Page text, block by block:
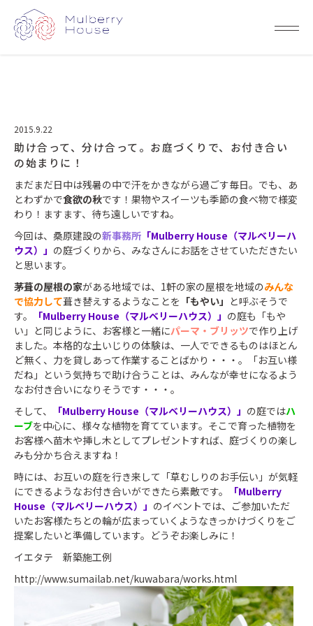
2015.9.22
助け合って、分け合って。お庭づくりで、お付き合い
の始まりに！
まだまだ日中は残暑の中で汗をかきながら過ごす毎日。でも、あ
とわずかで食欲の秋です！果物やスイーツも季節の食べ物で様変
わり！ますます、待ち遠しいですね。
今回は、桑原建設の新事務所 「Mulberry House（マルベリーハ
ウス）」 の庭づくりから、みなさんにお話をさせていただきたい
と思います。
茅葺の屋根の家がある地域では、1軒の家の屋根を地域のみんな
で協力して葺き替えするようなことを 「もやい」 と呼ぶそうで
す。
「Mulberry House（マルベリーハウス）」 の庭も「もや
い」と同じように、お客様と一緒にパーマ・ブリッツで作り上げ
ました。本格的な土いじりの体験は、一人でできるものはほとん
ど無く、力を貸しあって作業することばかり・・・。「お互い様
だね」という気持ちで助け合うことは、みんなが幸せになるよう
なお付き合いになりそうです・・・。
そして、
「Mulberry House（マルベリーハウス）」 の庭ではハ
ーブを中心に、様々な植物を育てています。そこで育った植物を
お客様へ苗木や挿し木としてプレゼントすれば、庭づくりの楽し
みも分かち合えますね！
時には、お互いの庭を行き来して「草むしりのお手伝い」が気軽
にできるようなお付き合いができたら素敵です。
「Mulberry
House（マルベリーハウス）」 のイベントでは、ご参加いただ
いたお客様たちとの輪が広まっていくようなきっかけづくりをご
提案したいと準備しています。どうぞお楽しみに！
イエタテ 新築施工例
http://www.sumailab.net/kuwabara/works.html